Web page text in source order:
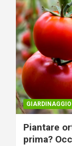
GIARDINAGGIO
Piantare
prima?